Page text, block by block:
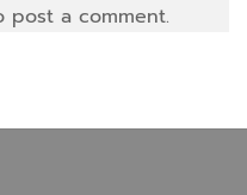
post a comment.